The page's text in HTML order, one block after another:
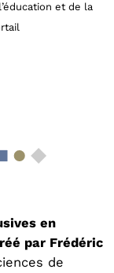
et de la
en
par Frédéric
de